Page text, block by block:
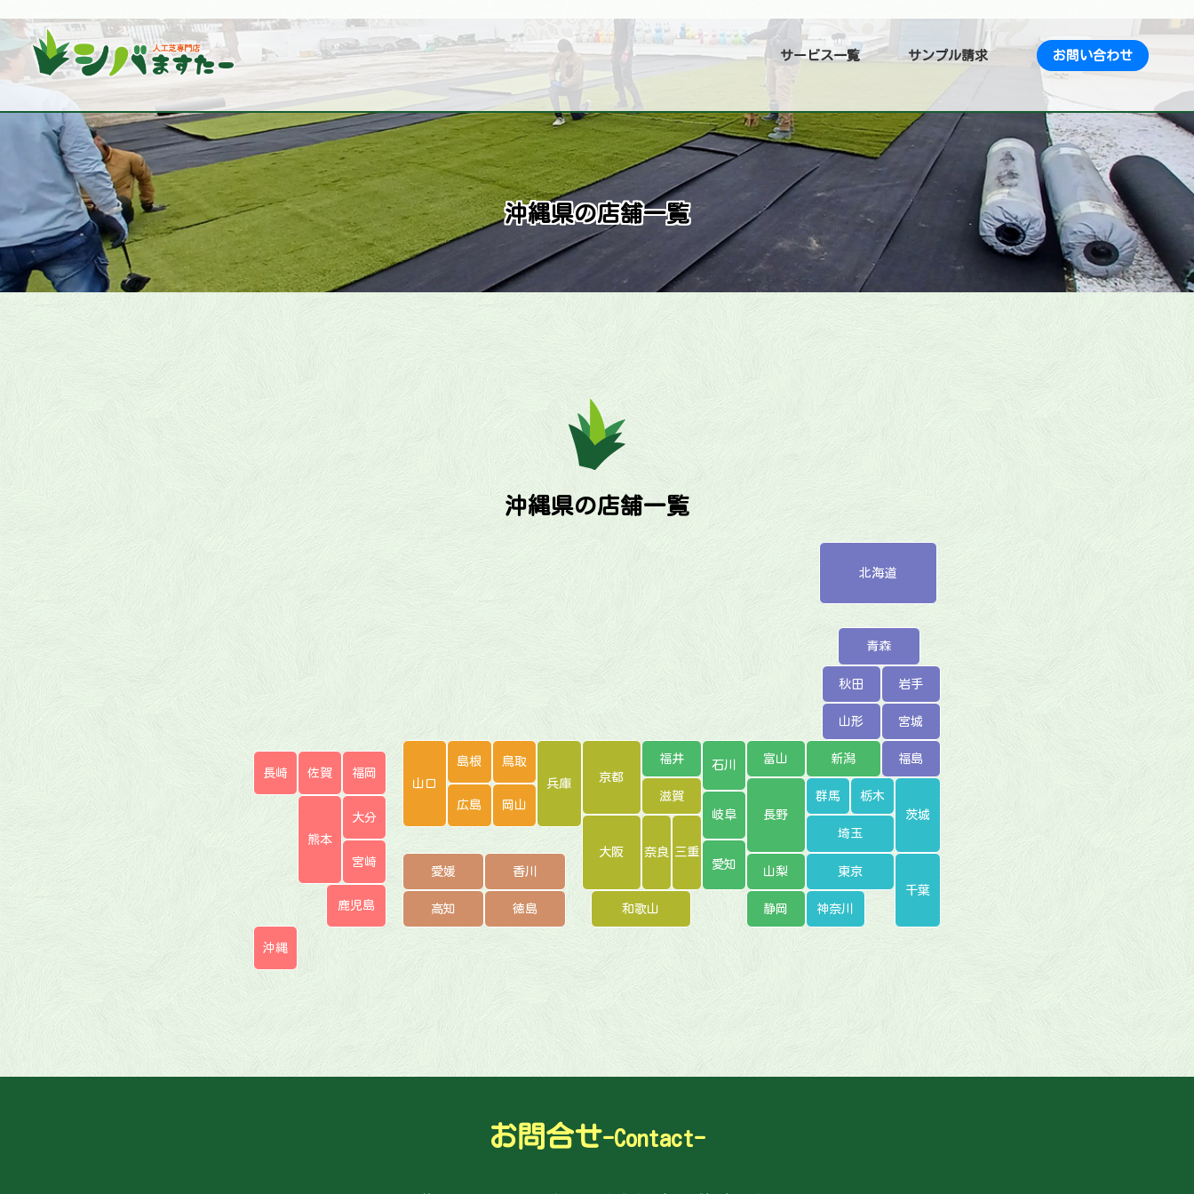
サービス一覧 サンプル請求 お問い合わせ
沖縄県の店舗一覧
沖縄県の店舗一覧
北海道
青森
秋田 岩手
山形 宮城
福島
群馬
栃木
茨城
埼玉
千葉
東京
神奈川
新潟
富山
石川
福井
長野
岐阜
山梨
愛知
静岡
京都
滋賀
大阪 奈良 三重
和歌山
兵庫
鳥取
岡山
島根
広島
山口
香川
愛媛
徳島
高知
福岡
佐賀
長崎
大分
熊本
宮崎
鹿児島
沖縄
お問合せ-Contact-